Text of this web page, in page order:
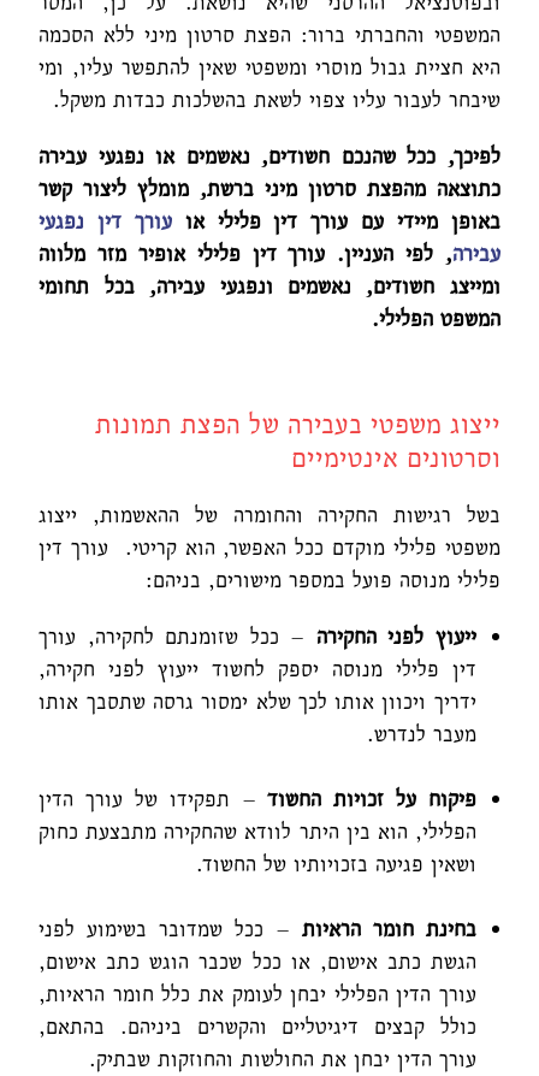
המשפטי והחברתי ברור: הפצת סרטון מיני ללא הסכמה
היא חציית גבול מוסרי ומשפטי שאין להתפשר עליו, ומי
שיבחר לעבור עליו צפוי לשאת בהשלכות כבדות משקל.
לפיכך, ככל שהנכם חשודים, נאשמים או נפגעי עבירה
כתוצאה מהפצת סרטון מיני ברשת, מומלץ ליצור קשר
באופן מיידי עם עורך דין פלילי או עורך דין נפגעי
עבירה, לפי העניין. עורך דין פלילי אופיר מזר מלווה
ומייצג חשודים, נאשמים ונפגעי עבירה, בכל תחומי
המשפט הפלילי.
ייצוג משפטי בעבירה של הפצת תמונות
וסרטונים אינטימיים
בשל רגישות החקירה והחומרה של ההאשמות, ייצוג
משפטי פלילי מוקדם ככל האפשר, הוא קריטי. עורך דין
פלילי מנוסה פועל במספר מישורים, בניהם:
ייעוץ לפני החקירה – ככל שזומנתם לחקירה, עורך
דין פלילי מנוסה יספק לחשוד ייעוץ לפני חקירה,
ידריך ויכוון אותו לכך שלא ימסור גרסה שתסבך אותו
מעבר לנדרש.
פיקוח על זכויות החשוד– תפקידו של עורך הדין
הפלילי, הוא בין היתר לוודא שהחקירה מתבצעת כחוק
ושאין פגיעה בזכויותיו של החשוד.
בחינת חומר הראיות – ככל שמדובר בשימוע לפני
הגשת כתב אישום, או ככל שכבר הוגש כתב אישום,
עורך הדין הפלילי יבחן לעומק את כלל חומר הראיות,
כולל קבצים דיגיטליים והקשרים ביניהם. בהתאם,
עורך הדין יבחן את החולשות והחוזקות שבתיק.